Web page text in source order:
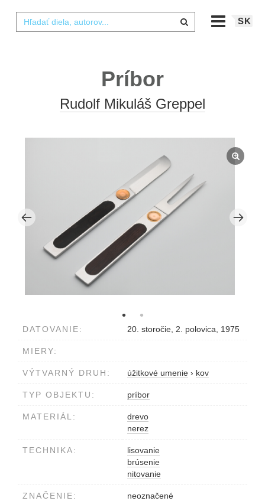
SK
Príbor
Rudolf Mikuláš Greppel
DATOVANIE: 20. storočie, 2. polovica, 1975
MIERY:
VÝTVARNÝ DRUH: úžitkové umenie › kov
TYP OBJEKTU: príbor
MATERIÁL:
drevo
nerez
TECHNIKA:
lisovanie
brúsenie
nitovanie
ZNAČENIE: neoznačené